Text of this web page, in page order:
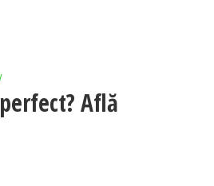
Află